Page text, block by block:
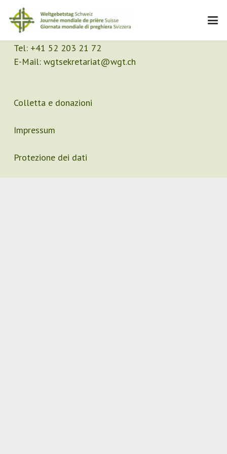
Contatto
Segretariato
Tel: +41 52 203 21 72
E-Mail: wgtsekretariat@wgt.ch
Colletta e donazioni
Impressum
Protezione dei dati